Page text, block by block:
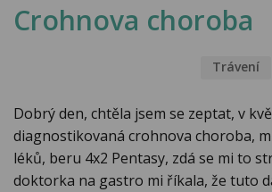
Crohnova choroba
Trávení
Dobrý den, chtěla jsem se zeptat, v
diagnostikovaná crohnova choroba,
léků, beru 4x2 Pentasy, zdá se mi to
doktorka na gastro mi říkala, že tuto